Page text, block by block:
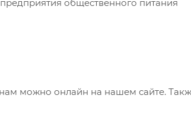
общественного питания
можно онлайн на нашем сайте.